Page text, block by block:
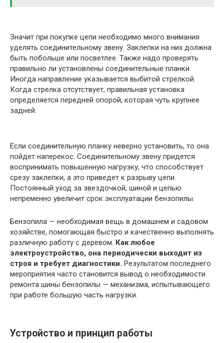
Значит при покупке цепи необходимо много внимания
уделять соединительному звену. Заклепки на них должна
быть побольше или посветлее. Также надо проверять
правильно ли установлены соединительные планки.
Иногда направление указывается выбитой стрелкой.
Когда стрелка отсутствует, правильная установка
определяется передней опорой, которая чуть крупнее
задней.
Если соединительную планку неверно установить, то она
пойдет наперекос. Соединительному звену придется
воспринимать повышенную нагрузку, что способствует
срезу заклепки, а это приведет к разрыву цепи.
Постоянный уход за звездочкой, шиной и цепью
непременно увеличит срок эксплуатации бензопилы.
Бензопила — необходимая вещь в домашнем и садовом
хозяйстве, помогающая быстро и качественно выполнять
различную работу с деревом. Как любое
электроустройство, она периодически выходит из
строя и требует диагностики. Результатом последнего
мероприятия часто становится вывод о необходимости
ремонта шины бензопилы — механизма, испытывающего
при работе большую часть нагрузки.
Устройство и принцип работы